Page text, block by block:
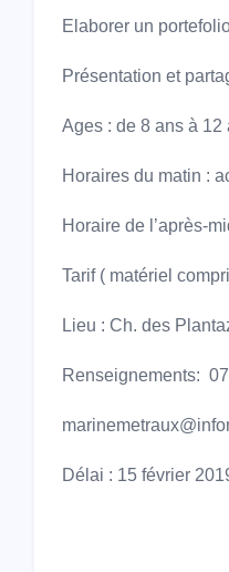
Elaborer un
Présentation et
Ages : de 8 ans à 12
Horaires du matin :
Horaire de l’après-
Tarif ( matériel
Lieu : Ch. des
Renseignements:
Délai : 15 février